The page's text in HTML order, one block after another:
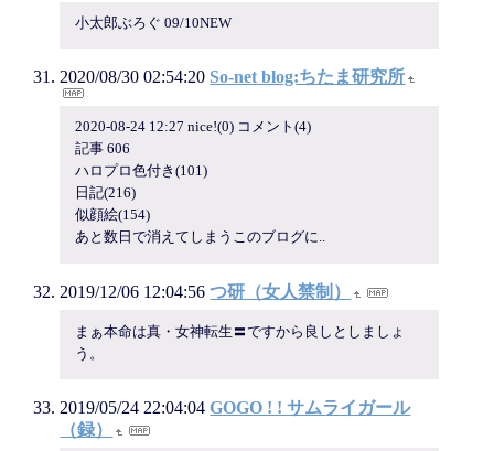
小太郎ぶろぐ 09/10NEW
2020/08/30 02:54:20 So-net blog:ちたま研究所
2020-08-24 12:27 nice!(0) コメント(4)
記事 606
ハロプロ色付き(101)
日記(216)
似顔絵(154)
あと数日で消えてしまうこのブログに..
2019/12/06 12:04:56 つ研（女人禁制）
まぁ本命は真・女神転生〓ですから良しとしましょ
う。
2019/05/24 22:04:04 GOGO ! ! サムライガール
（録）